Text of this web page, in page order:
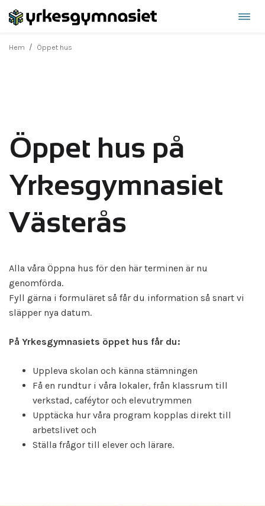
Hoppa
innehåll
Hem / Öppet hus
Öppet hus på
Yrkesgymnasiet
Västerås
Alla våra Öppna hus för den här terminen är nu
genomförda.
Fyll gärna i formuläret så får du information så snart vi
släpper nya datum.
På Yrkesgymnasiets öppet hus får du:
Uppleva skolan och känna stämningen
Få en rundtur i våra lokaler, från klassrum till
verkstad, caféytor och elevutrymmen
Upptäcka hur våra program kopplas direkt till
arbetslivet och
Ställa frågor till elever och lärare.